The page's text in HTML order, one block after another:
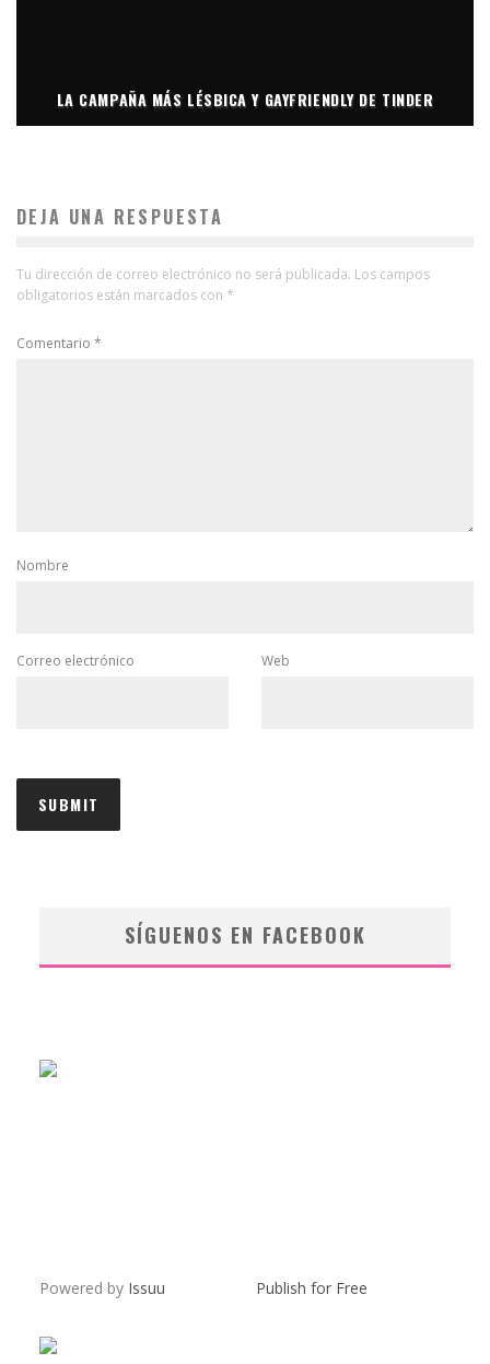
LA CAMPAÑA MÁS LÉSBICA Y GAYFRIENDLY DE TINDER
DEJA UNA RESPUESTA
Tu dirección de correo electrónico no será publicada. Los campos
obligatorios están marcados con *
Comentario *
Nombre
Correo electrónico Web
SÍGUENOS EN FACEBOOK
Powered by Issuu Publish for Free